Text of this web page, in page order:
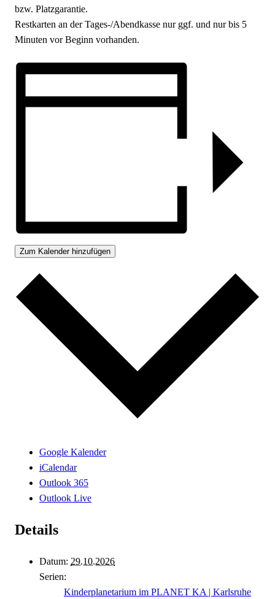
bzw. Platzgarantie.
Restkarten an der Tages-/Abendkasse nur ggf. und nur bis 5
Minuten vor Beginn vorhanden.
Zum Kalender hinzufügen
Google Kalender
iCalendar
Outlook 365
Outlook Live
Details
Datum: 29.10.2026
Serien:
Kinderplanetarium im PLANET KA | Karlsruhe